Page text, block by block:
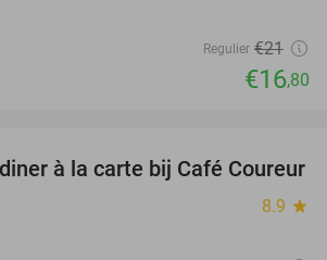
Regulier €21
€16,80
32%
à la carte bij Café Coureur
8.9 star